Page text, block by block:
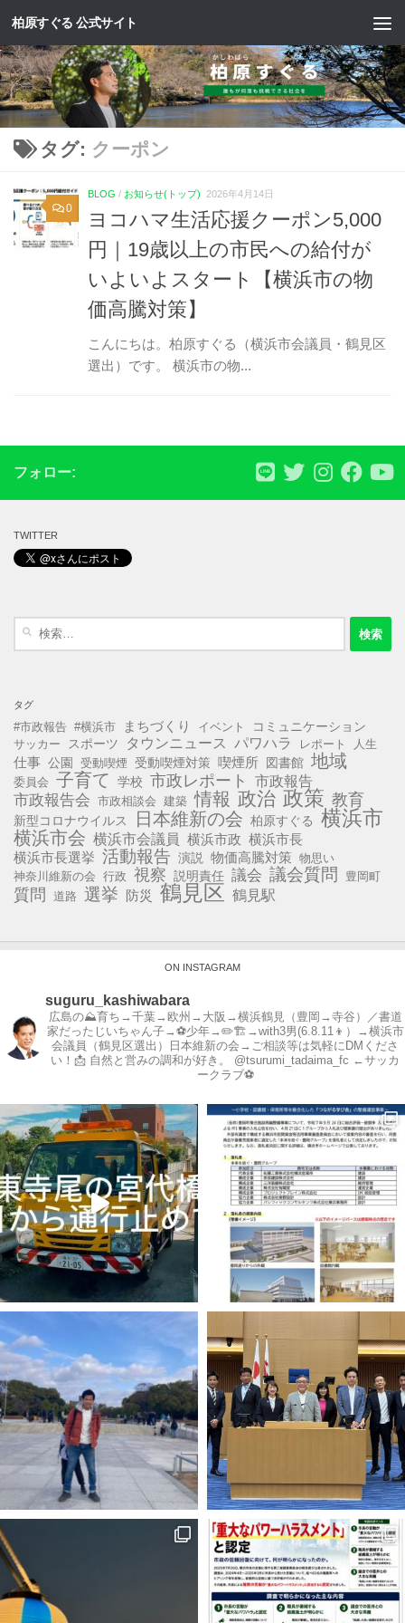
コンテンツへスキップ
柏原すぐる 公式サイト
タグ: クーポン
0
BLOG / お知らせ(トップ) 2026年4月14日
ヨコハマ生活応援クーポン5,000
円｜19歳以上の市民への給付が
いよいよスタート【横浜市の物
価高騰対策】
こんにちは。柏原すぐる（横浜市会議員・鶴見区
選出）です。 横浜市の物...
フォロー:
TWITTER
タグ
#市政報告 #横浜市 まちづくり イベント コミュニケーション
サッカー スポーツ タウンニュース パワハラ レポート 人生
仕事 公園 受動喫煙 受動喫煙対策 喫煙所 図書館 地域
委員会 子育て 学校 市政レポート 市政報告
市政報告会 市政相談会 建築 情報 政治 政策 教育
新型コロナウイルス 日本維新の会 柏原すぐる 横浜市
横浜市会 横浜市会議員 横浜市政 横浜市長
横浜市長選挙 活動報告 演説 物価高騰対策 物思い
神奈川維新の会 行政 視察 説明責任 議会 議会質問 豊岡町
質問 道路 選挙 防災 鶴見区 鶴見駅
ON INSTAGRAM
suguru_kashiwabara
広島の⛰育ち→千葉→欧州→大阪→横浜鶴見（豊岡→寺谷）／書道
家だったじいちゃん子→⚽️少年→✏️🏗→with3男(6.8.11👦）→横浜市
会議員（鶴見区選出）日本維新の会→ご相談等は気軽にDMくださ
い！📩 自然と営みの調和が好き。
@tsurumi_tadaima_fc ←サッカ
ークラブ⚽️